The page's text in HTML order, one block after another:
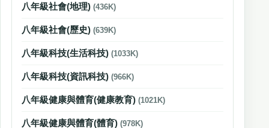
八年級社會(地理) (436K)
八年級社會(歷史) (639K)
八年級科技(生活科技) (1033K)
八年級科技(資訊科技) (966K)
八年級健康與體育(健康教育) (1021K)
八年級健康與體育(體育) (978K)